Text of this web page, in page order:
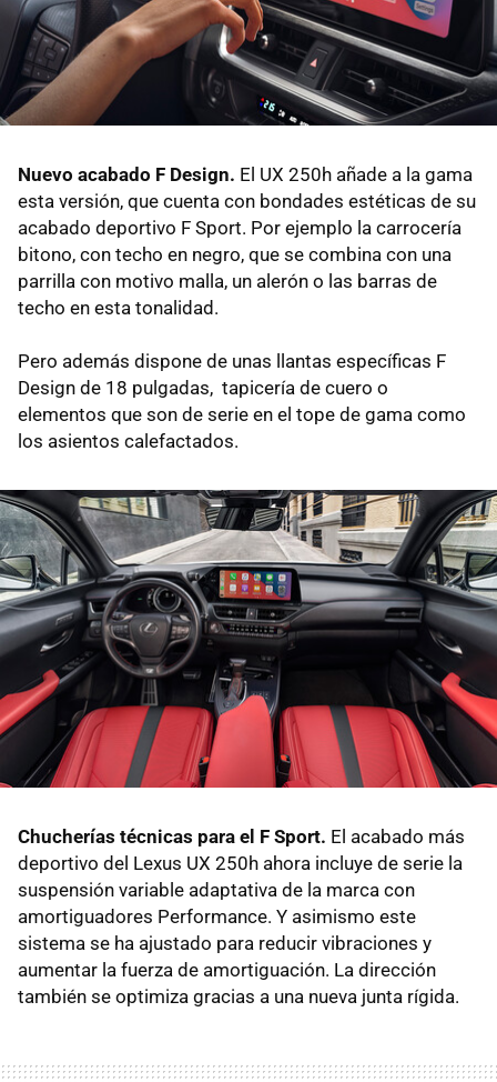
Nuevo acabado F Design. El UX 250h añade a la gama
esta versión, que cuenta con bondades estéticas de su
acabado deportivo F Sport. Por ejemplo la carrocería
bitono, con techo en negro, que se combina con una
parrilla con motivo malla, un alerón o las barras de
techo en esta tonalidad.
Pero además dispone de unas llantas específicas F
Design de 18 pulgadas, tapicería de cuero o
elementos que son de serie en el tope de gama como
los asientos calefactados.
Chucherías técnicas para el F Sport. El acabado más
deportivo del Lexus UX 250h ahora incluye de serie la
suspensión variable adaptativa de la marca con
amortiguadores Performance. Y asimismo este
sistema se ha ajustado para reducir vibraciones y
aumentar la fuerza de amortiguación. La dirección
también se optimiza gracias a una nueva junta rígida.